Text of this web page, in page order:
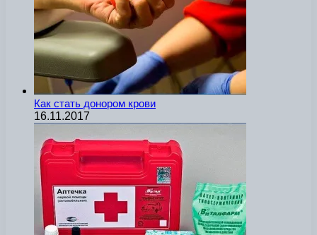
Как стать донором крови
16.11.2017